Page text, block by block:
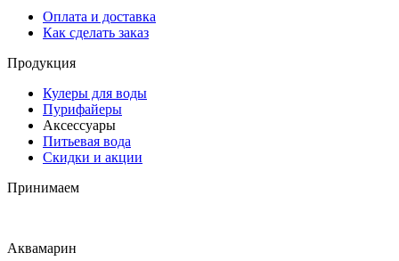
Оплата и доставка
Как сделать заказ
Продукция
Кулеры для воды
Пурифайеры
Аксессуары
Питьевая вода
Скидки и акции
Принимаем
Аквамарин